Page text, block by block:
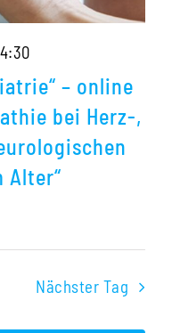
– online
bei Herz-,
Alter“
„Geriatrie“
–
online
–
„Homöopathie
bei
Nächster Tag